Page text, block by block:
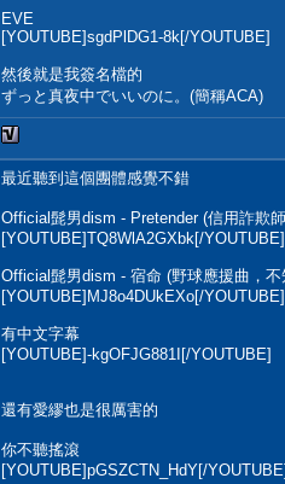
EVE
[YOUTUBE]sgdPlDG1-8k[/YOUTUBE]
然後就是我簽名檔的
ずっと真夜中でいいのに。(簡稱ACA)
最近聽到這個團體感覺不錯
Official髭男dism - Pretender (信用詐欺
[YOUTUBE]TQ8WlA2GXbk[/YOUTUBE]
Official髭男dism - 宿命 (野球應援曲，
[YOUTUBE]MJ8o4DUkEXo[/YOUTUBE]
有中文字幕
[YOUTUBE]-kgOFJG881I[/YOUTUBE]
還有愛繆也是很厲害的
你不聽搖滾
[YOUTUBE]pGSZCTN_HdY[/